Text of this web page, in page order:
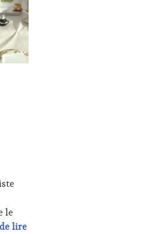
le
lire20 février 2021 – INVITÉE